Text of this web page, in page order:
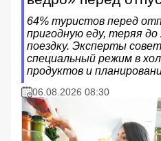
64% туристов перед
пригодную еду, теряя до
поездку. Эксперты
специальный режим в
продуктов и
06.08.2026 08:30